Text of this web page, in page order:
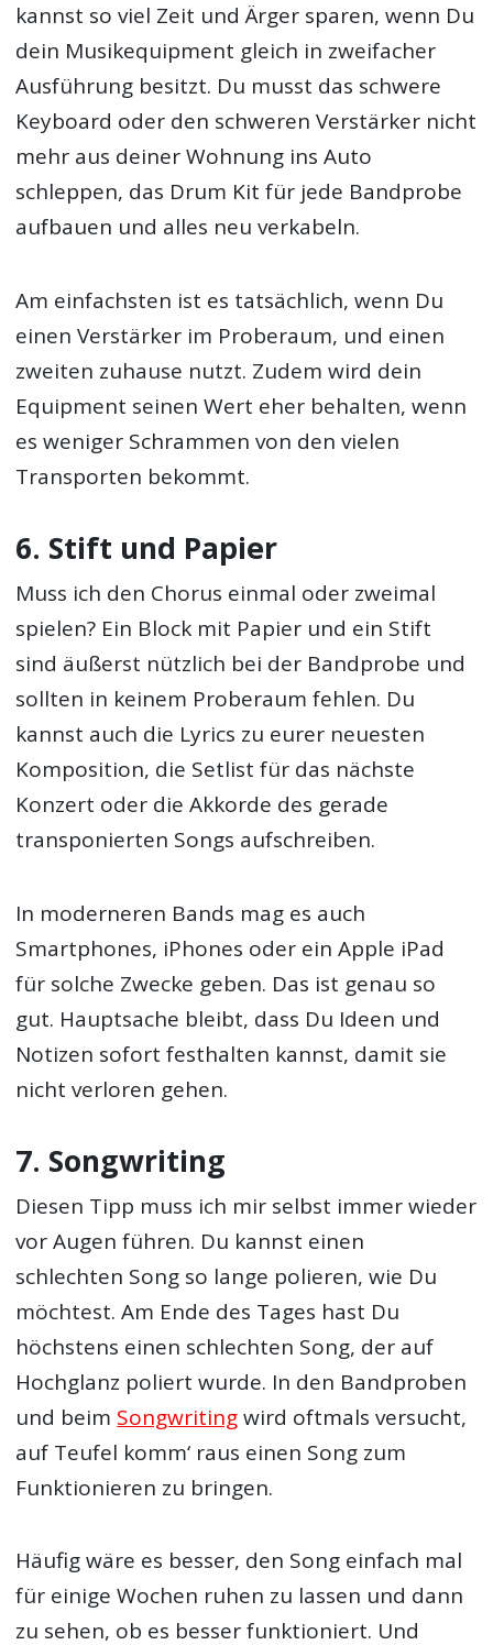
kannst so viel Zeit und Ärger sparen, wenn Du
dein Musikequipment gleich in zweifacher
Ausführung besitzt. Du musst das schwere
Keyboard oder den schweren Verstärker nicht
mehr aus deiner Wohnung ins Auto
schleppen, das Drum Kit für jede Bandprobe
aufbauen und alles neu verkabeln.
Am einfachsten ist es tatsächlich, wenn Du
einen Verstärker im Proberaum, und einen
zweiten zuhause nutzt. Zudem wird dein
Equipment seinen Wert eher behalten, wenn
es weniger Schrammen von den vielen
Transporten bekommt.
6. Stift und Papier
Muss ich den Chorus einmal oder zweimal
spielen? Ein Block mit Papier und ein Stift
sind äußerst nützlich bei der Bandprobe und
sollten in keinem Proberaum fehlen. Du
kannst auch die Lyrics zu eurer neuesten
Komposition, die Setlist für das nächste
Konzert oder die Akkorde des gerade
transponierten Songs aufschreiben.
In moderneren Bands mag es auch
Smartphones, iPhones oder ein Apple iPad
für solche Zwecke geben. Das ist genau so
gut. Hauptsache bleibt, dass Du Ideen und
Notizen sofort festhalten kannst, damit sie
nicht verloren gehen.
7. Songwriting
Diesen Tipp muss ich mir selbst immer wieder
vor Augen führen. Du kannst einen
schlechten Song so lange polieren, wie Du
möchtest. Am Ende des Tages hast Du
höchstens einen schlechten Song, der auf
Hochglanz poliert wurde. In den Bandproben
und beim Songwritingwird oftmals versucht,
auf Teufel komm‘ raus einen Song zum
Funktionieren zu bringen.
Häufig wäre es besser, den Song einfach mal
für einige Wochen ruhen zu lassen und dann
zu sehen, ob es besser funktioniert. Und